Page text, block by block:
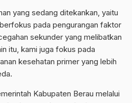
yang sedang ditekankan, yaitu
pada pengurangan faktor
sekunder yang melibatkan
itu, kami juga fokus pada
kesehatan primer yang lebih
Kabupaten Berau melalui